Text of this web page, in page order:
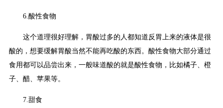
6.酸性食物
这个道理很好理解，胃酸过多的人都知道反胃上来的液体是很
酸的，想要缓解胃酸当然不能再吃酸的东西。酸性食物大部分通过
食用都可以品尝出来，一般味道酸的就是酸性食物，比如橘子、橙
子、醋、苹果等。
7.甜食